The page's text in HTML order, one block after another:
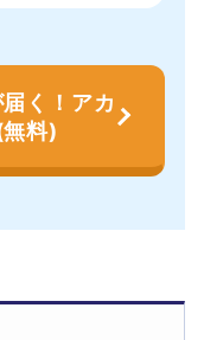
く！アカ
料)